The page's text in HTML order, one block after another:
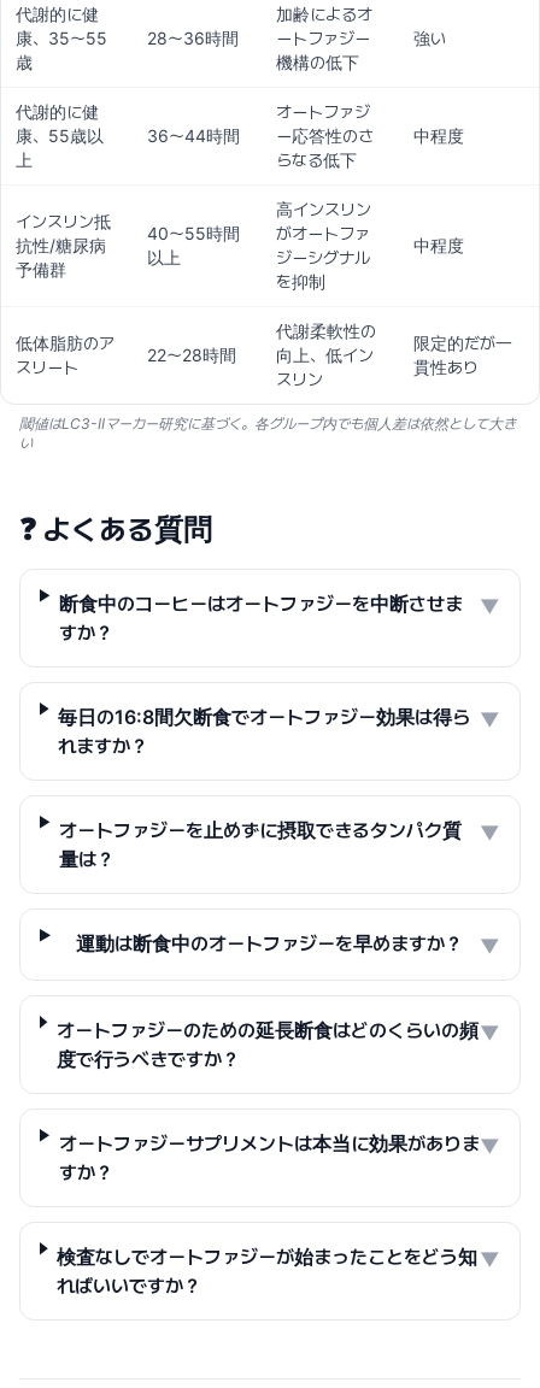
代謝的に健
康、35〜55
歳
28〜36時間
加齢によるオ
ートファジー
機構の低下
強い
代謝的に健
康、55歳以
上
36〜44時間
オートファジ
ー応答性のさ
らなる低下
中程度
インスリン抵
抗性/糖尿病
予備群
40〜55時間
以上
高インスリン
がオートファ
ジーシグナル
を抑制
中程度
低体脂肪のア
スリート
22〜28時間
代謝柔軟性の
向上、低イン
スリン
限定的だが一
貫性あり
閾値はLC3-IIマーカー研究に基づく。各グループ内でも個人差は依然として大き
い
❓ よくある質問
断食中のコーヒーはオートファジーを中断させま
すか？
▼
毎日の16:8間欠断食でオートファジー効果は得ら
れますか？
▼
オートファジーを止めずに摂取できるタンパク質
量は？
▼
運動は断食中のオートファジーを早めますか？ ▼
オートファジーのための延長断食はどのくらいの頻
度で行うべきですか？
▼
オートファジーサプリメントは本当に効果がありま
すか？
▼
検査なしでオートファジーが始まったことをどう知
ればいいですか？
▼